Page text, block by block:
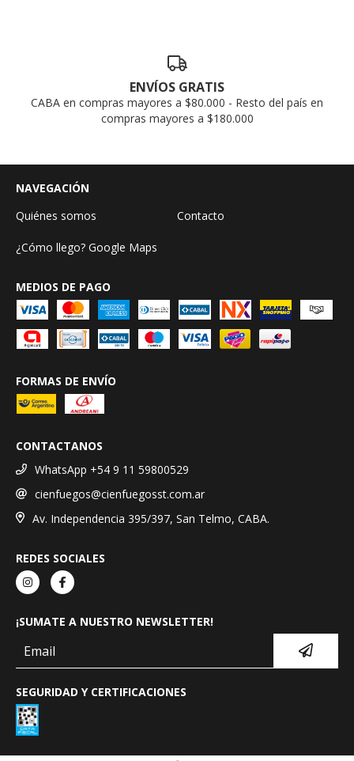
ENVÍOS GRATIS
CABA en compras mayores a $80.000 - Resto del país en
compras mayores a $180.000
NAVEGACIÓN
Quiénes somos
Contacto
¿Cómo llego? Google Maps
MEDIOS DE PAGO
FORMAS DE ENVÍO
CONTACTANOS
WhatsApp +54 9 11 59800529
cienfuegos@cienfuegosst.com.ar
Av. Independencia 395/397, San Telmo, CABA.
REDES SOCIALES
¡SUMATE A NUESTRO NEWSLETTER!
SEGURIDAD Y CERTIFICACIONES